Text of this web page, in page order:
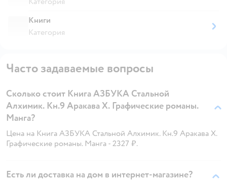
Книги
Категория
Часто задаваемые вопросы
Сколько стоит Книга АЗБУКА Стальной
Алхимик. Кн.9 Аракава Х. Графические романы.
Манга?
Цена на Книга АЗБУКА Стальной Алхимик. Кн.9 Аракава Х.
Графические романы. Манга - 2327 ₽.
Есть ли доставка на дом в интернет-магазине?